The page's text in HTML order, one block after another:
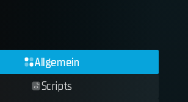
Allgemein
Scripts